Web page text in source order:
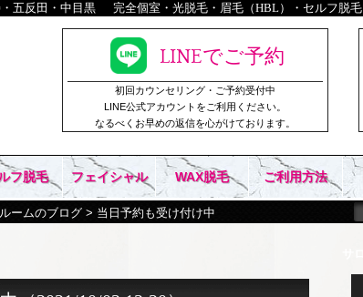
五反田・中目黒 完全個室・光脱毛・眉毛（HBL）・セルフ脱毛
ームのブログ > 当日予約も受け付け中
LINEでご予約
初回カウンセリング・ご予約受付中
LINE公式アカウントをご利用ください。
なるべくお早めの返信を心がけております。
フ脱毛 フェイシャル WAX脱毛 ご利用方法